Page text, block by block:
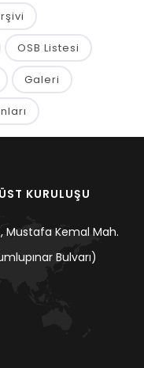
OSB Listesi
Galeri
KURULUŞU
Mustafa Kemal Mah.
Bulvarı)